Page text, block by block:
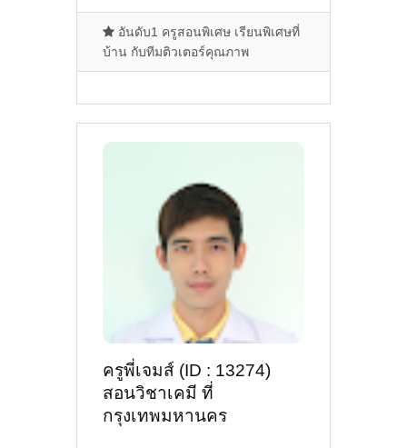
อันดับ1 ครูสอนพิเศษ เรียนพิเศษที่
บ้าน กับทีมติวเตอร์คุณภาพ
ครูพี่เจมส์ (ID : 13274)
สอนวิชาเคมี ที่
กรุงเทพมหานคร